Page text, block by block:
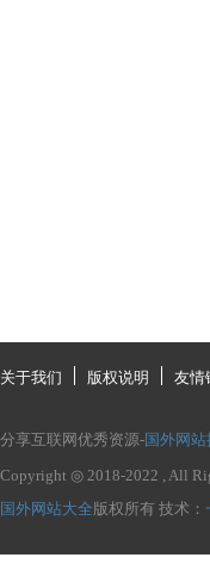
关于我们 版权说明 友情
分享互联网优秀资源-国外网
Copyright ◎ 2018-2022 , All
国外网站大全 版权所有 技术：